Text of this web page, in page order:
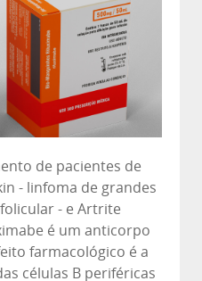
de pacientes de
- linfoma de grandes
- e Artrite
é um anticorpo
farmacológico é a
células B periféricas